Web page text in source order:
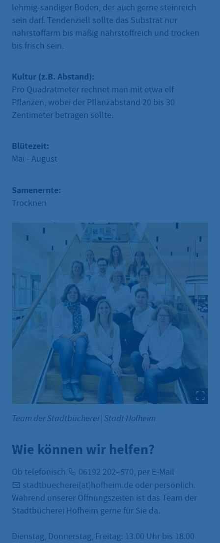
lehmig-sandiger Boden, der auch gerne steinreich
sein darf. Tendenziell sollte das Substrat nur
nährstoffarm bis mäßig nährstoffreich und trocken
bis frisch sein.
Kultur (z.B. Abstand):
Pro Quadratmeter rechnet man mit etwa elf
Pflanzen, wobei der Pflanzabstand 20 bis 30
Zentimeter betragen sollte.
Blütezeit:
Mai - August
Samenernte:
Trocknen
Team der Stadtbücherei | Stadt Hofheim
Wie können wir helfen?
Ob telefonisch 06192 202–570, per E-Mail
stadtbuecherei(at)hofheim.de oder persönlich.
Während unserer Öffnungszeiten ist das Team der
Stadtbücherei Hofheim gerne für Sie da.
Dienstag, Donnerstag, Freitag: 13.00 Uhr bis 18.00